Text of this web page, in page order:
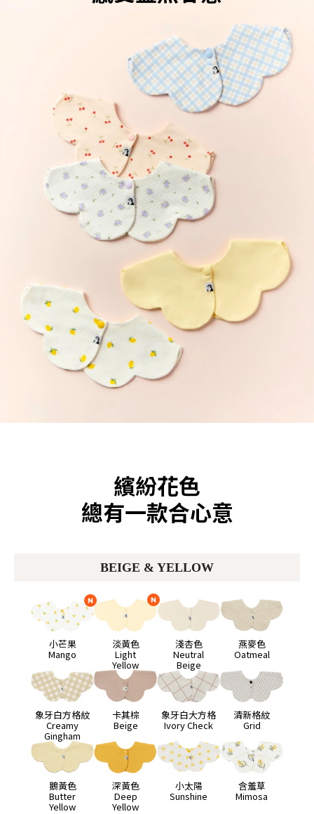
繽紛花色
總有一款合心意
BEIGE & YELLOW
小芒果
Mango
淡黃色
Light
Yellow
淺杏色
Neutral
Beige
燕麥色
Oatmeal
象牙白方格紋
Creamy
Gingham
卡其棕
Beige
象牙白大方格
Ivory Check
清新格紋
Grid
鵝黃色
Butter
Yellow
深黃色
Deep
Yellow
小太陽
Sunshine
含羞草
Mimosa